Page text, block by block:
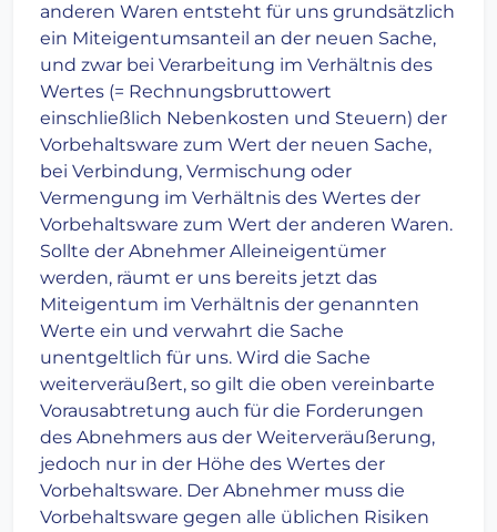
anderen Waren entsteht für uns grundsätzlich
ein Miteigentumsanteil an der neuen Sache,
und zwar bei Verarbeitung im Verhältnis des
Wertes (= Rechnungsbruttowert
einschließlich Nebenkosten und Steuern) der
Vorbehaltsware zum Wert der neuen Sache,
bei Verbindung, Vermischung oder
Vermengung im Verhältnis des Wertes der
Vorbehaltsware zum Wert der anderen Waren.
Sollte der Abnehmer Alleineigentümer
werden, räumt er uns bereits jetzt das
Miteigentum im Verhältnis der genannten
Werte ein und verwahrt die Sache
unentgeltlich für uns. Wird die Sache
weiterveräußert, so gilt die oben vereinbarte
Vorausabtretung auch für die Forderungen
des Abnehmers aus der Weiterveräußerung,
jedoch nur in der Höhe des Wertes der
Vorbehaltsware. Der Abnehmer muss die
Vorbehaltsware gegen alle üblichen Risiken